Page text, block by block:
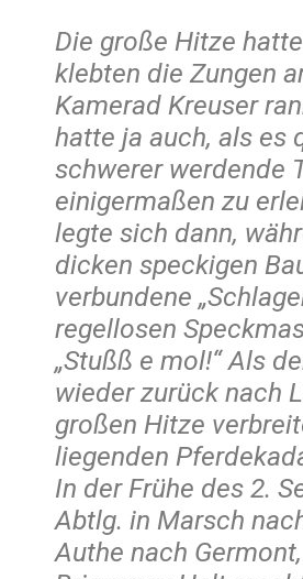
Die große Hitze
klebten die Zungen
Kamerad Kreuser
hatte ja auch, als es
schwerer werdende
einigermaßen zu
legte sich dann,
dicken speckigen
verbundene
regellosen
„Stußß e mol!“ Als
wieder zurück nach
großen Hitze
liegenden
In der Frühe des 2.
Abtlg. in Marsch
Authe nach